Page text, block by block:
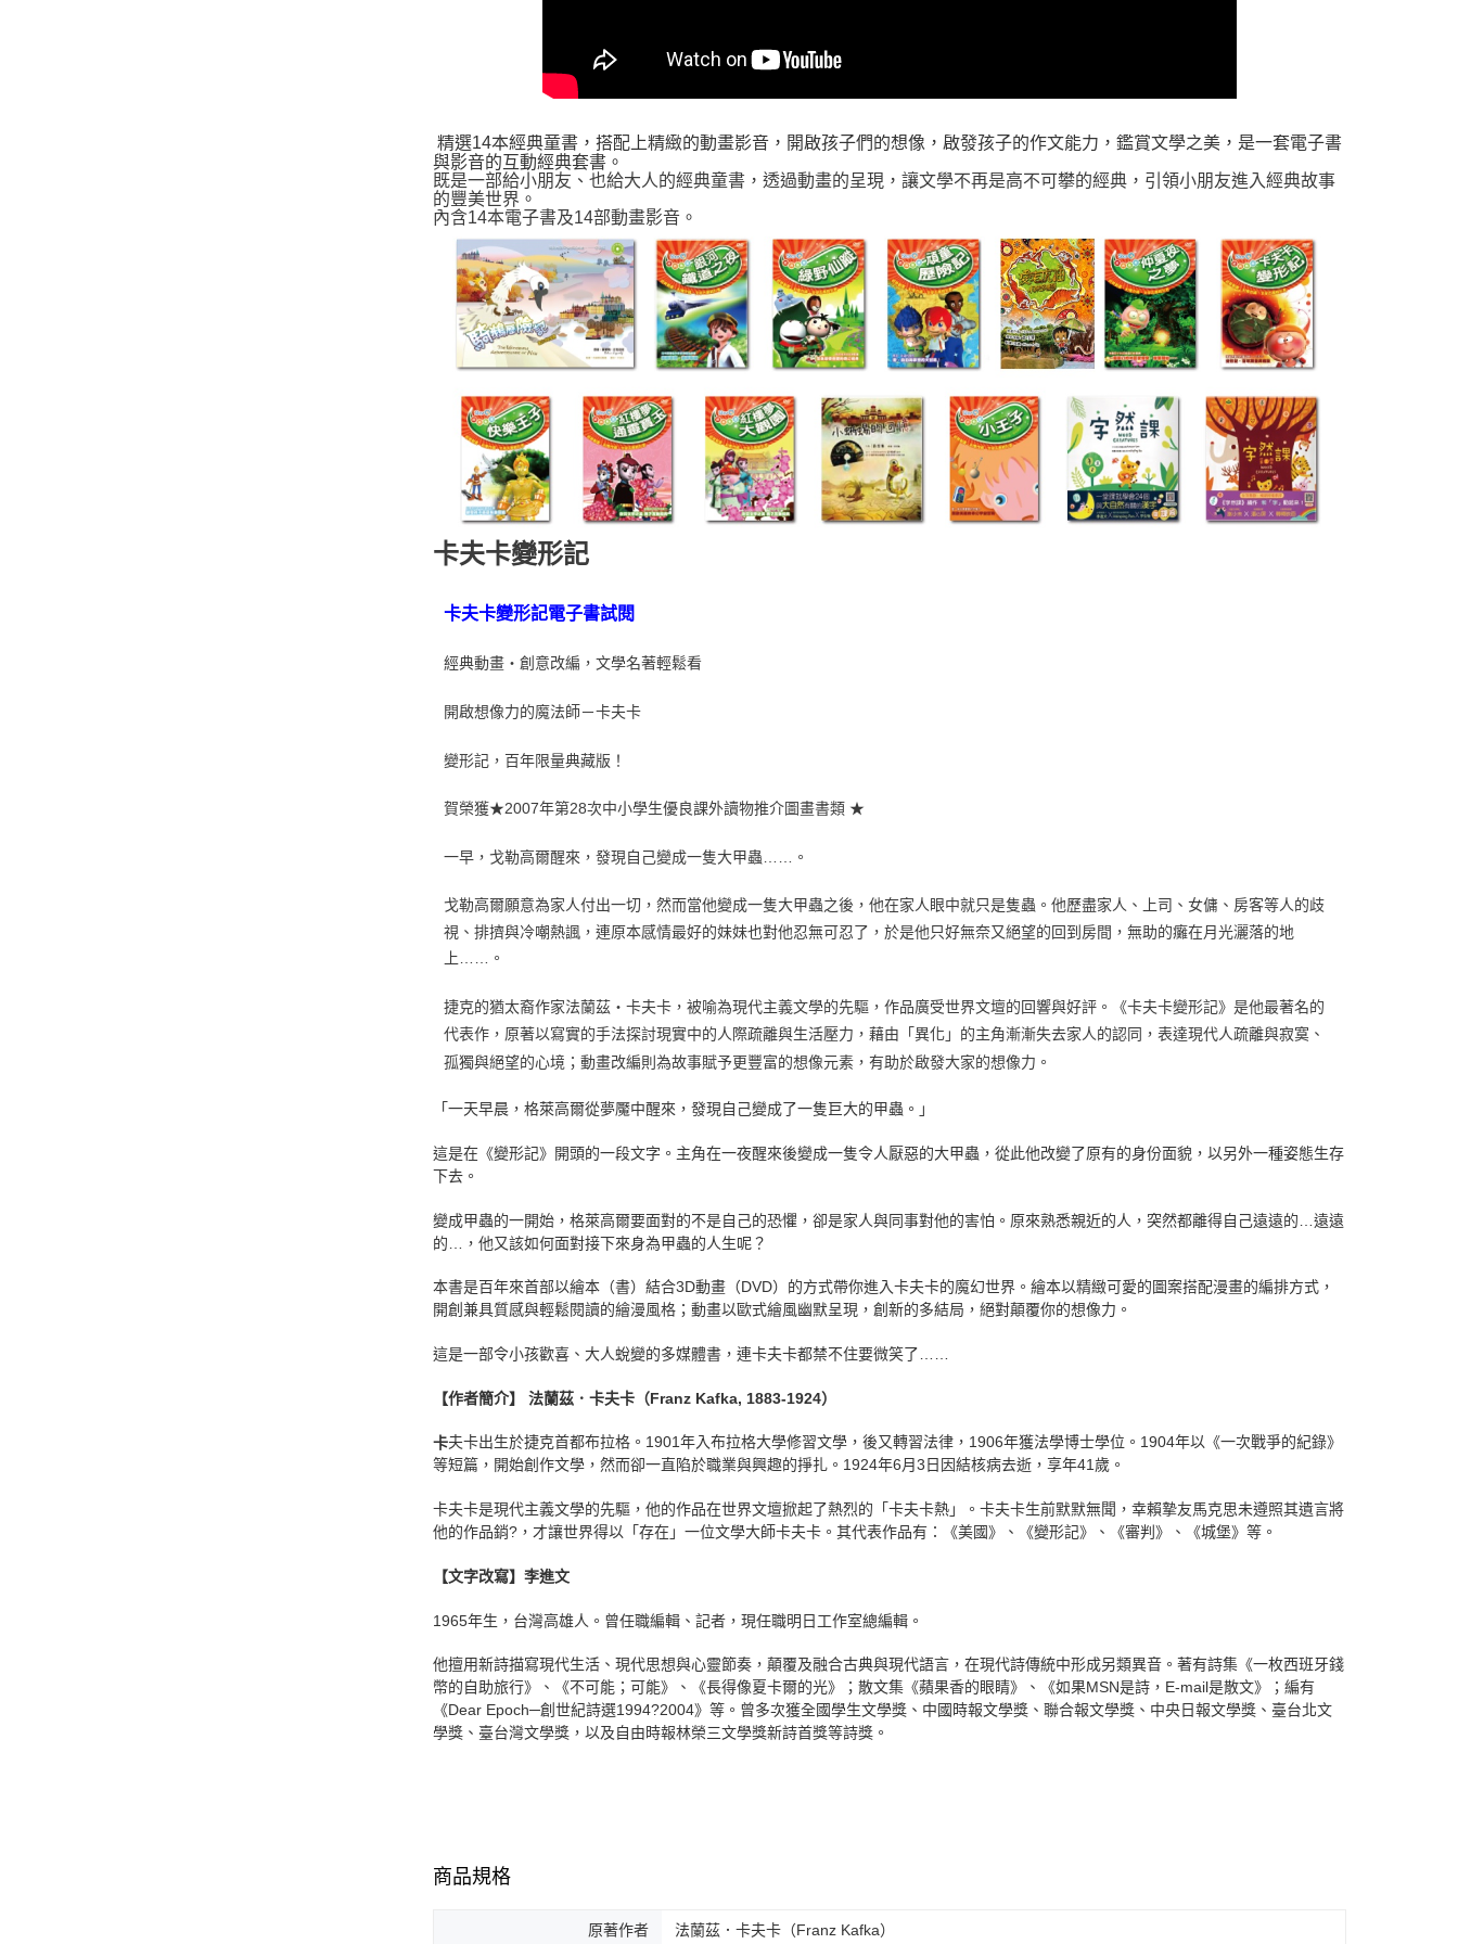
精選14本經典童書，搭配上精緻的動畫影音，開啟孩子們的想像，啟發孩子的作文能力，鑑賞文學之美，是一套電子書
與影音的互動經典套書。
既是一部給小朋友、也給大人的經典童書，透過動畫的呈現，讓文學不再是高不可攀的經典，引領小朋友進入經典故事
的豐美世界。
內含14本電子書及14部動畫影音。
卡夫卡變形記
卡夫卡變形記電子書試閱
經典動畫‧創意改編，文學名著輕鬆看
開啟想像力的魔法師－卡夫卡
變形記，百年限量典藏版！
賀榮獲★2007年第28次中小學生優良課外讀物推介圖畫書類 ★
一早，戈勒高爾醒來，發現自己變成一隻大甲蟲……。
戈勒高爾願意為家人付出一切，然而當他變成一隻大甲蟲之後，他在家人眼中就只是隻蟲。他歷盡家人、上司、女傭、房客等人的歧
視、排擠與冷嘲熱諷，連原本感情最好的妹妹也對他忍無可忍了，於是他只好無奈又絕望的回到房間，無助的癱在月光灑落的地
上……。
捷克的猶太裔作家法蘭茲‧卡夫卡，被喻為現代主義文學的先驅，作品廣受世界文壇的回響與好評。《卡夫卡變形記》是他最著名的
代表作，原著以寫實的手法探討現實中的人際疏離與生活壓力，藉由「異化」的主角漸漸失去家人的認同，表達現代人疏離與寂寞、
孤獨與絕望的心境；動畫改編則為故事賦予更豐富的想像元素，有助於啟發大家的想像力。
「一天早晨，格萊高爾從夢魘中醒來，發現自己變成了一隻巨大的甲蟲。」
這是在《變形記》開頭的一段文字。主角在一夜醒來後變成一隻令人厭惡的大甲蟲，從此他改變了原有的身份面貌，以另外一種姿態生存
下去。
變成甲蟲的一開始，格萊高爾要面對的不是自己的恐懼，卻是家人與同事對他的害怕。原來熟悉親近的人，突然都離得自己遠遠的…遠遠
的…，他又該如何面對接下來身為甲蟲的人生呢？
本書是百年來首部以繪本（書）結合3D動畫（DVD）的方式帶你進入卡夫卡的魔幻世界。繪本以精緻可愛的圖案搭配漫畫的編排方式，
開創兼具質感與輕鬆閱讀的繪漫風格；動畫以歐式繪風幽默呈現，創新的多結局，絕對顛覆你的想像力。
這是一部令小孩歡喜、大人蛻變的多媒體書，連卡夫卡都禁不住要微笑了……
【作者簡介】 法蘭茲．卡夫卡（Franz Kafka, 1883-1924）
卡夫卡出生於捷克首都布拉格。1901年入布拉格大學修習文學，後又轉習法律，1906年獲法學博士學位。1904年以《一次戰爭的紀錄》
等短篇，開始創作文學，然而卻一直陷於職業與興趣的掙扎。1924年6月3日因結核病去逝，享年41歲。
卡夫卡是現代主義文學的先驅，他的作品在世界文壇掀起了熱烈的「卡夫卡熱」。卡夫卡生前默默無聞，幸賴摯友馬克思未遵照其遺言將
他的作品銷?，才讓世界得以「存在」一位文學大師卡夫卡。其代表作品有：《美國》、《變形記》、《審判》、《城堡》等。
【文字改寫】李進文
1965年生，台灣高雄人。曾任職編輯、記者，現任職明日工作室總編輯。
他擅用新詩描寫現代生活、現代思想與心靈節奏，顛覆及融合古典與現代語言，在現代詩傳統中形成另類異音。著有詩集《一枚西班牙錢
幣的自助旅行》、《不可能；可能》、《長得像夏卡爾的光》；散文集《蘋果香的眼睛》、《如果MSN是詩，E-mail是散文》；編有
《Dear Epoch─創世紀詩選1994?2004》等。曾多次獲全國學生文學獎、中國時報文學獎、聯合報文學獎、中央日報文學獎、臺台北文
學獎、臺台灣文學獎，以及自由時報林榮三文學獎新詩首獎等詩獎。
商品規格
原著作者 法蘭茲．卡夫卡（Franz Kafka）